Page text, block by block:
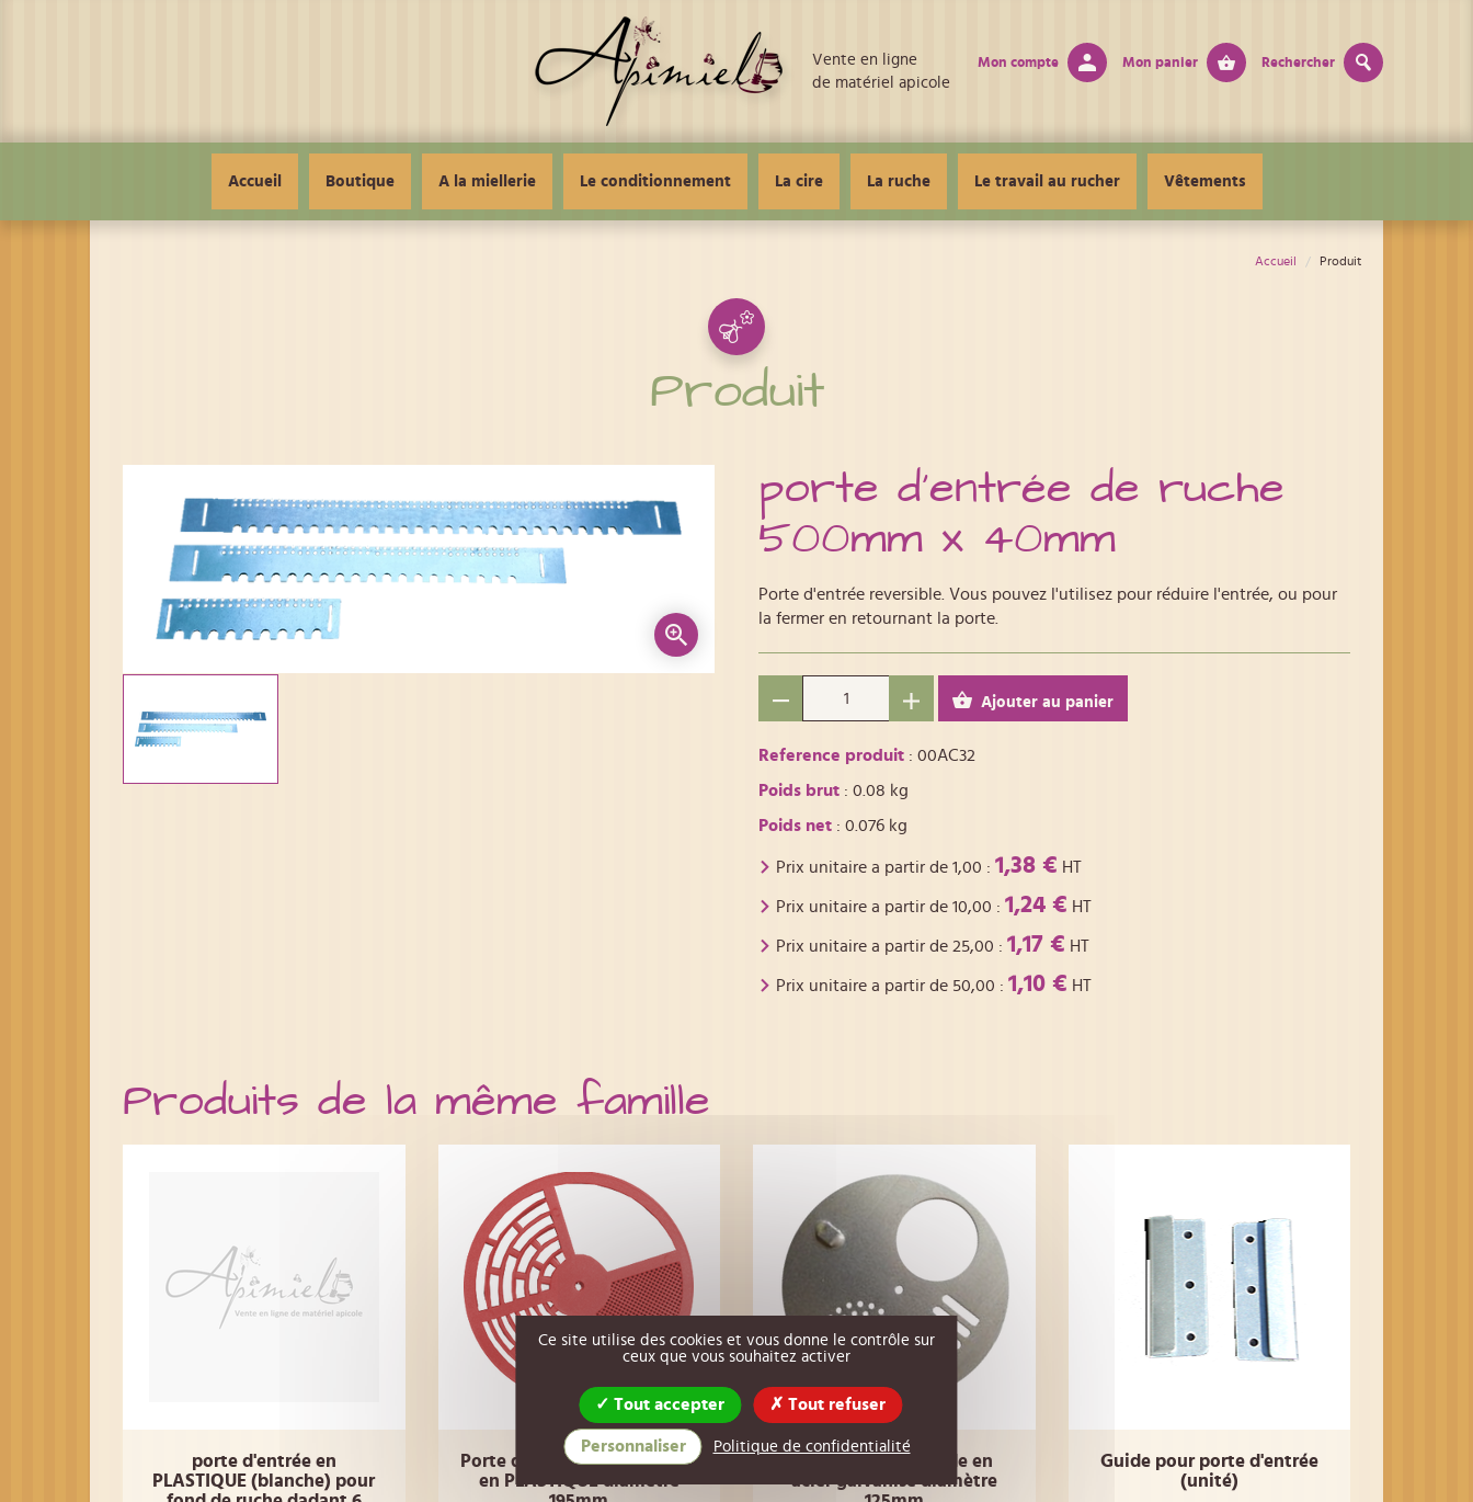
Accueil Produit
Produit
porte d'entrée de ruche
500mm x 40mm
Porte d'entrée reversible. Vous pouvez l'utilisez pour réduire l'entrée, ou pour
la fermer en retournant la porte.
Ajouter au panier
Reference produit : 00AC32
Poids brut : 0.08 kg
Poids net : 0.076 kg
Prix unitaire a partir de 1,00 : 1,38 € HT
Prix unitaire a partir de 10,00 : 1,24 € HT
Prix unitaire a partir de 25,00 : 1,17 € HT
Prix unitaire a partir de 50,00 : 1,10 € HT
Produits de la même famille
porte d'entrée en
PLASTIQUE (blanche) pour
Porte d'entrée ronde ROUGE
en PLASTIQUE diamètre
Porte d'entrée ronde en
acier galvanisé diamètre
Guide pour porte d'entrée
(unité)
Vente en ligne
de matériel apicole
Mon compte Mon panier Rechercher
Accueil Boutique A la miellerie Le conditionnement La cire La ruche Le travail au rucher Vêtements
Ce site utilise des cookies et vous donne le contrôle sur
ceux que vous souhaitez activer
Tout accepter Tout refuser
Personnaliser Politique de confidentialité